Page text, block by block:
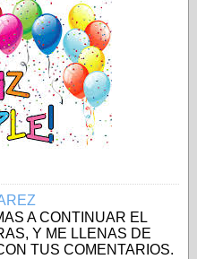
A CONTINUAR EL
Y ME LLENAS DE
TUS COMENTARIOS.